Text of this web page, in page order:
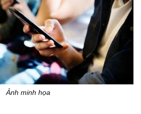
Ảnh minh họa